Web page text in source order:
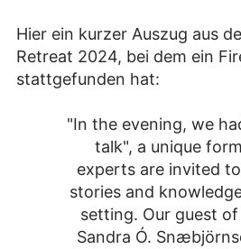
Hier ein kurzer Auszug aus
Retreat 2024, bei dem ein
stattgefunden hat:
"In the evening, we
talk", a unique
experts are invited
stories and
setting. Our guest
Sandra Ó.